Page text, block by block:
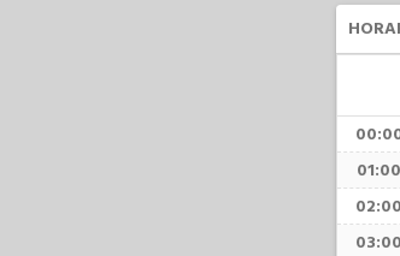
01:00
02:00
03:00